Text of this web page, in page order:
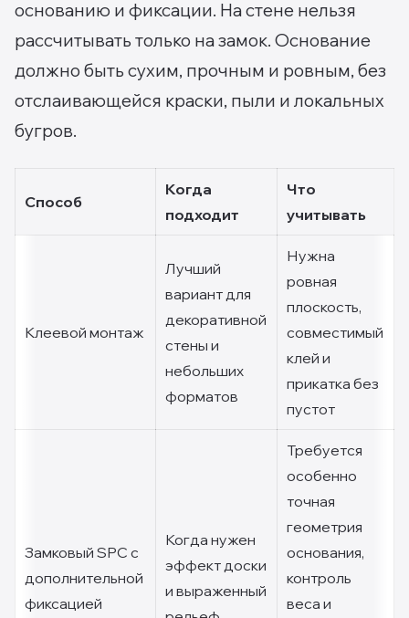
основанию и фиксации. На стене нельзя
рассчитывать только на замок. Основание
должно быть сухим, прочным и ровным, без
отслаивающейся краски, пыли и локальных
бугров.
Способ
Когда
подходит
Что
учитывать
Клеевой монтаж
Лучший
вариант для
декоративной
стены и
небольших
форматов
Нужна
ровная
плоскость,
совместимый
клей и
прикатка без
пустот
Замковый SPC с
дополнительной
фиксацией
Когда нужен
эффект доски
и выраженный
Требуется
особенно
точная
геометрия
основания,
контроль
веса и